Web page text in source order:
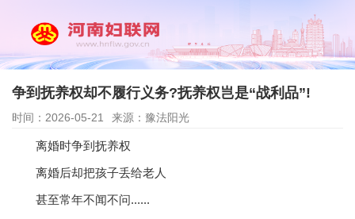
争到抚养权却不履行义务?抚养权岂是“战利品”!
时间：2026-05-21 来源：豫法阳光
离婚时争到抚养权
离婚后却把孩子丢给老人
甚至常年不闻不问......